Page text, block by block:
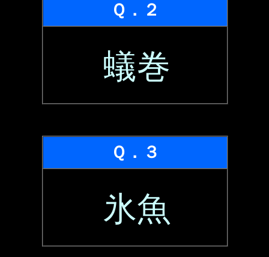
Ｑ．２
蟻巻
Ｑ．３
氷魚